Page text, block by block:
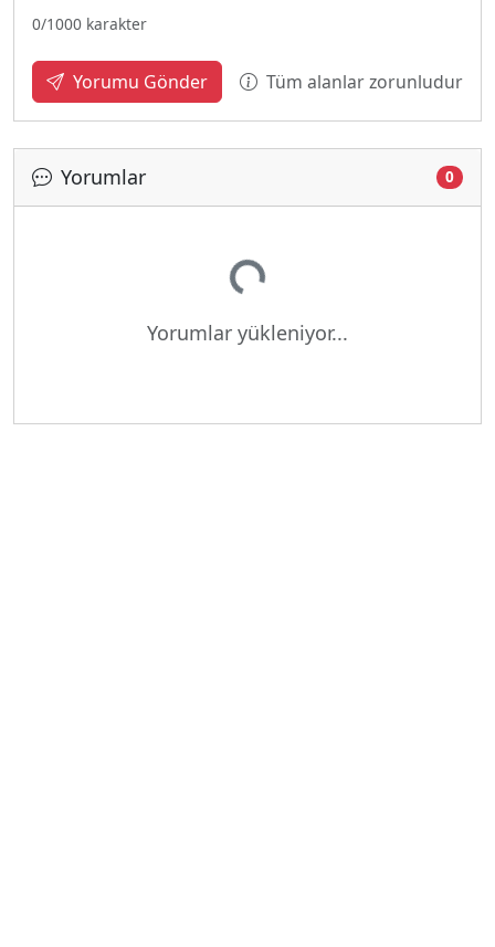
0/1000 karakter
Yorumu Gönder Tüm alanlar zorunludur
Yorumlar 0
Yükleniyor...
Yorumlar yükleniyor...